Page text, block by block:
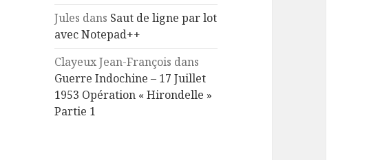
Jules dans Saut de ligne par lot
avec Notepad++
Clayeux Jean-François dans
Guerre Indochine – 17 Juillet
1953 Opération « Hirondelle »
Partie 1